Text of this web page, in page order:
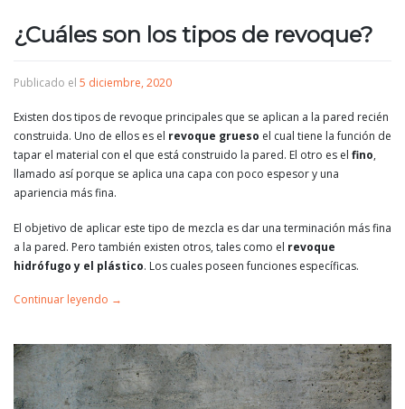
¿Cuáles son los tipos de revoque?
Publicado el 5 diciembre, 2020
Existen dos tipos de revoque principales que se aplican a la pared recién
construida. Uno de ellos es el revoque grueso el cual tiene la función de
tapar el material con el que está construido la pared. El otro es el fino,
llamado así porque se aplica una capa con poco espesor y una
apariencia más fina.
El objetivo de aplicar este tipo de mezcla es dar una terminación más fina
a la pared. Pero también existen otros, tales como el revoque
hidrófugo y el plástico. Los cuales poseen funciones específicas.
Continuar leyendo →